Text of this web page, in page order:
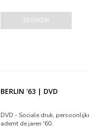
BEKIJKEN
BERLIN '63 | DVD
DVD - Sociale druk,
ademt de jaren '60.